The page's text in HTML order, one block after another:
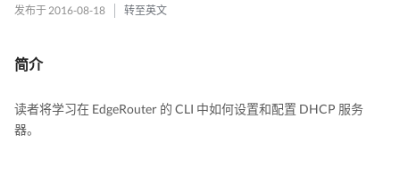
发布于 2016-08-18 转至英文
简介
读者将学习在 EdgeRouter 的 CLI 中如何设置和配置 DHCP 服务
器。